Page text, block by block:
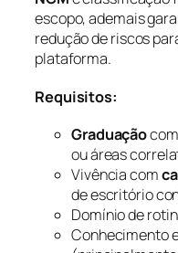
escopo, ademais
redução de riscos
plataforma.
Requisitos:
Graduação
ou áreas
Vivência com
de escritório
Domínio de
Conhecimento